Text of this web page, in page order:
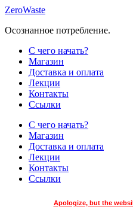
Skip
content
ZeroWaste
Осознанное потребление.
С чего начать?
Магазин
Доставка и оплата
Лекции
Контакты
Ссылки
С чего начать?
Магазин
Доставка и оплата
Лекции
Контакты
Ссылки
Apologize, but the